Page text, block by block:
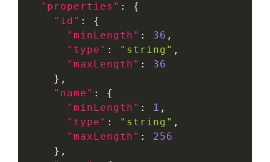
"properties" :
{
"id" :
{
"minLength" : 36 ,
"type" : "string" ,
"maxLength" :
36
} ,
"name" :
{
"minLength" : 1 ,
"type" : "string" ,
"maxLength" :
256
} ,